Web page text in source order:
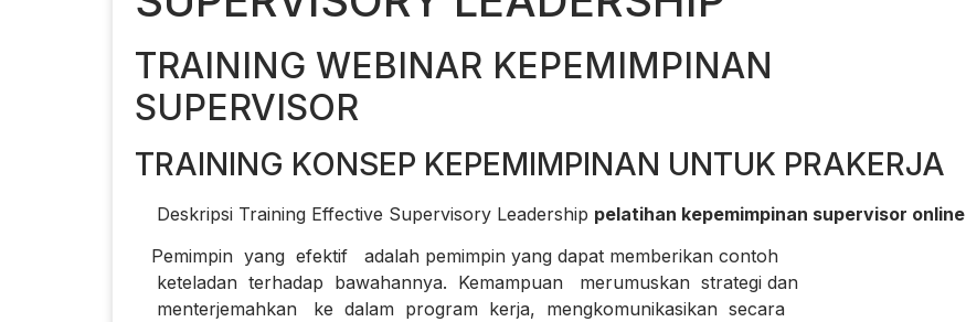
TRAINING WEBINAR KEPEMIMPINAN
SUPERVISOR
TRAINING KONSEP KEPEMIMPINAN UNTUK PRAKERJA
Deskripsi Training Effective Supervisory Leadership pelatihan kepemimpinan supervisor online
Pemimpin yang efektif adalah pemimpin yang dapat memberikan contoh
keteladan terhadap bawahannya. Kemampuan merumuskan strategi dan
menterjemahkan ke dalam program kerja, mengkomunikasikan secara